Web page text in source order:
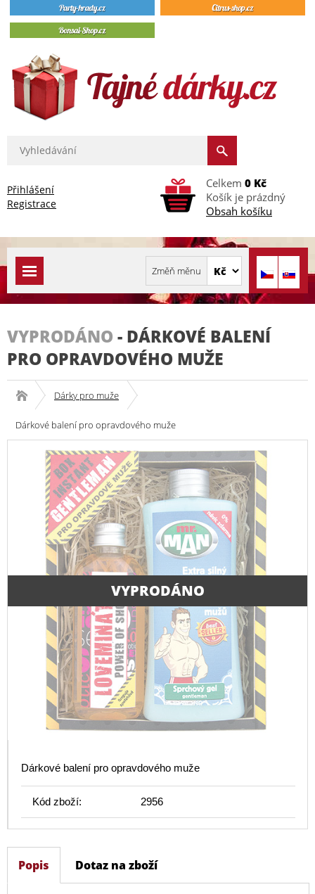
Přihlášení
Registrace
Celkem 0 Kč
Košík je prázdný
Obsah košíku
VYPRODÁNO - DÁRKOVÉ BALENÍ
PRO OPRAVDOVÉHO MUŽE
Dárky pro muže
Dárkové balení pro opravdového muže
VYPRODÁNO
Dárkové balení pro opravdového muže
Kód zboží: 2956
Popis Dotaz na zboží